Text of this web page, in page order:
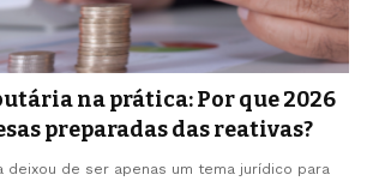
na prática: Por que 2026
preparadas das reativas?
deixou de ser apenas um tema jurídico para